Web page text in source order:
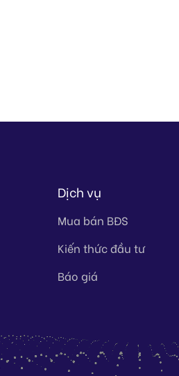
Dịch vụ
Mua bán BĐS
Kiến thức đầu tư
Báo giá